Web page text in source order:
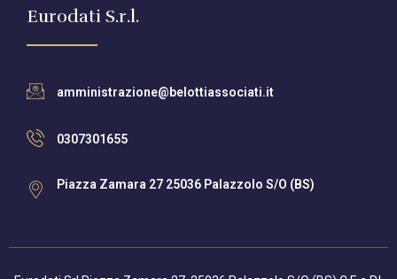
Eurodati S.r.l.
amministrazione@belottiassociati.it
0307301655
Piazza Zamara 27 25036 Palazzolo S/O (BS)